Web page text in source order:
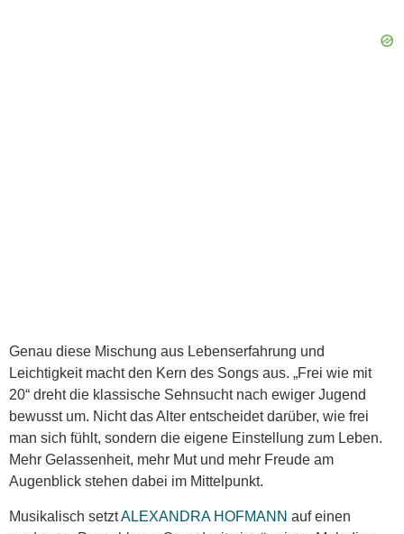
Genau diese Mischung aus Lebenserfahrung und
Leichtigkeit macht den Kern des Songs aus. „Frei wie mit
20“ dreht die klassische Sehnsucht nach ewiger Jugend
bewusst um. Nicht das Alter entscheidet darüber, wie frei
man sich fühlt, sondern die eigene Einstellung zum Leben.
Mehr Gelassenheit, mehr Mut und mehr Freude am
Augenblick stehen dabei im Mittelpunkt.
Musikalisch setztALEXANDRA HOFMANN auf einen